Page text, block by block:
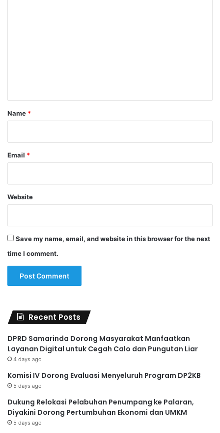
*
Name *
Email *
Website
Save my name, email, and website in this browser for the next
time I comment.
Recent Posts
DPRD Samarinda Dorong Masyarakat Manfaatkan
Layanan Digital untuk Cegah Calo dan Pungutan Liar
4 days ago
Komisi IV Dorong Evaluasi Menyeluruh Program DP2KB
5 days ago
Dukung Relokasi Pelabuhan Penumpang ke Palaran,
Diyakini Dorong Pertumbuhan Ekonomi dan UMKM
5 days ago